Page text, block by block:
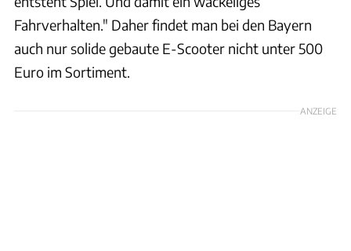
Fahrverhalten." Daher findet man bei den Bayern
auch nur solide gebaute E-Scooter nicht unter 500
Euro im Sortiment.
ANZEIGE